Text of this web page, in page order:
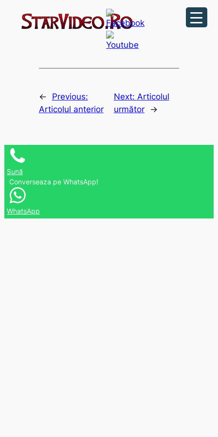
←
Previous:
Articolul anterior
Next: Articolul
următor
→
Sună
Converseaza pe WhatsApp!
WhatsApp